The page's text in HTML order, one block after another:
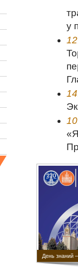
у
День знаний